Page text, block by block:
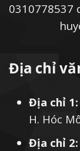
0310778537
Địa chỉ
Địa chỉ 1:
H. Hóc
Địa chỉ 2: